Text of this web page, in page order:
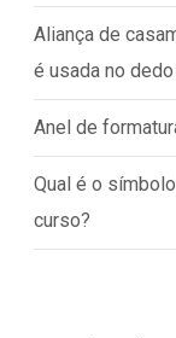
Aliança de
é usada no dedo
Anel de
Qual é o
curso?